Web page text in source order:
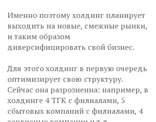
Именно поэтому холдинг планирует
выходить на новые, смежные рынки,
и таким образом
диверсифицировать свой бизнес.
Для этого холдинг в первую очередь
оптимизирует свою структуру.
Сейчас она разрозненна: например, в
холдинге 4 ТГК с филиалами, 5
сбытовых компаний с филиалами, 4